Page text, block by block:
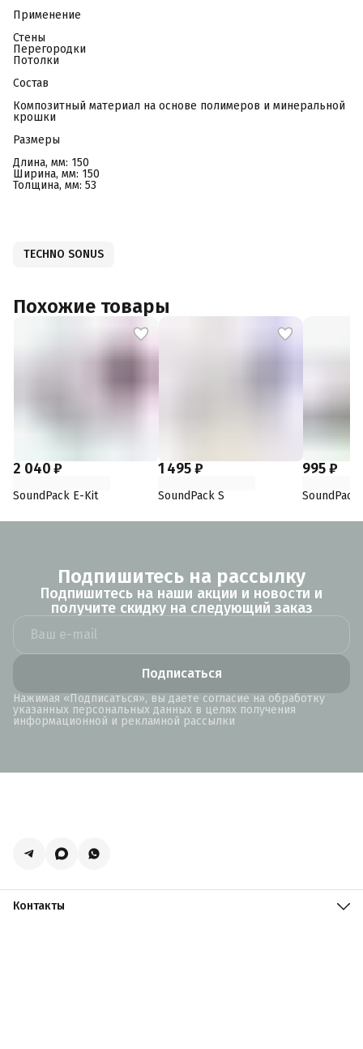
Применение
Стены
Перегородки
Потолки
Состав
Композитный материал на основе полимеров и минеральной
крошки
Размеры
Длина, мм: 150
Ширина, мм: 150
Толщина, мм: 53
TECHNO SONUS
Похожие товары
2 040 ₽
SoundPack Е-Kit
1 495 ₽
SoundPack S
995 ₽
SoundPack
Подпишитесь на рассылку
Подпишитесь на наши акции и новости и
получите скидку на следующий заказ
Подписаться
Нажимая «Подписаться», вы даете согласие на обработку
указанных персональных данных в целях получения
информационной и рекламной рассылки
Контакты